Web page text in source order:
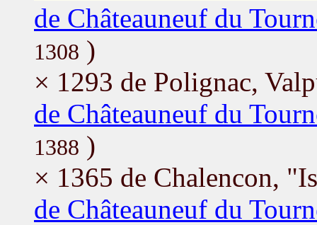
de Châteauneuf du
1308 )
× 1293 de Polignac,
de Châteauneuf du
1388 )
× 1365 de Chalencon,
de Châteauneuf du